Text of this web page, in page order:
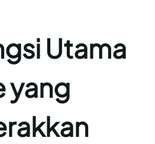
Utama
yang